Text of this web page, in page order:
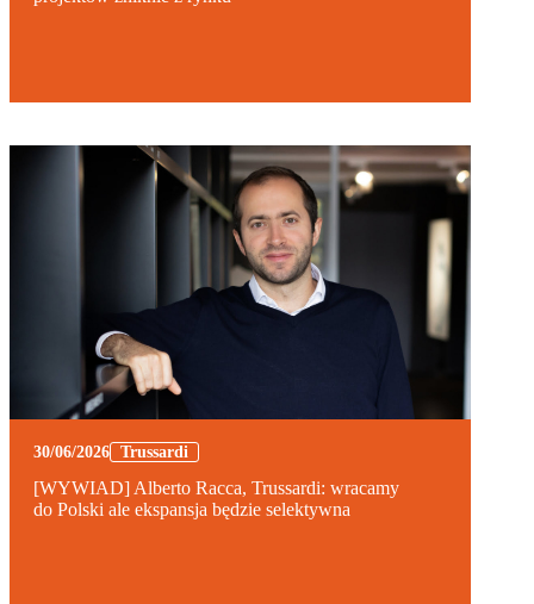
30/06/2026 Trussardi
[WYWIAD] Alberto Racca, Trussardi: wracamy
do Polski ale ekspansja będzie selektywna